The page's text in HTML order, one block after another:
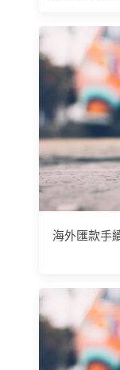
海外匯款手